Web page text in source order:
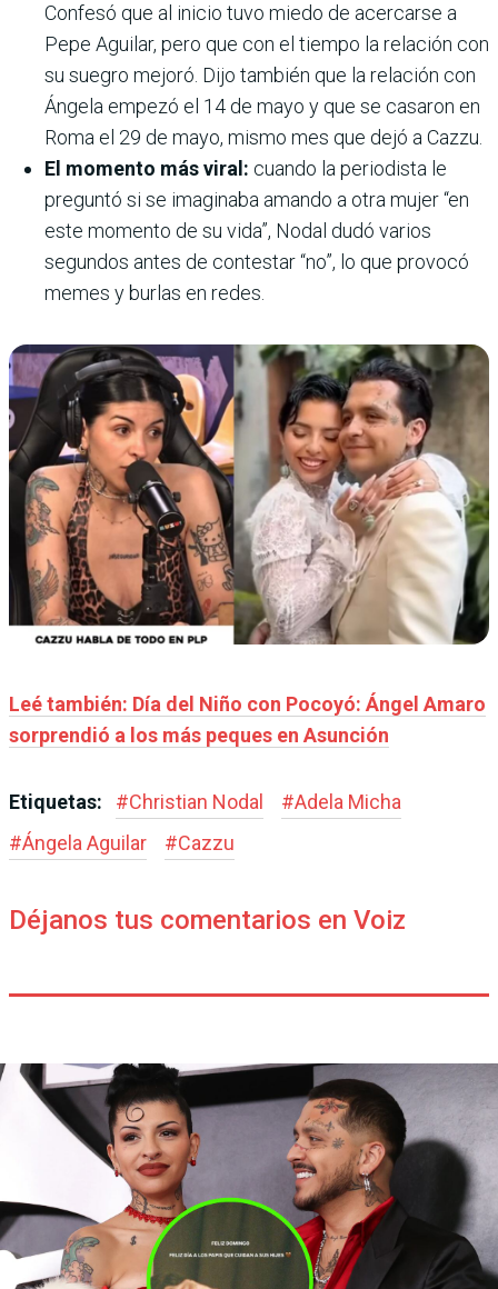
Confesó que al inicio tuvo miedo de acercarse a
Pepe Aguilar, pero que con el tiempo la relación con
su suegro mejoró. Dijo también que la relación con
Ángela empezó el 14 de mayo y que se casaron en
Roma el 29 de mayo, mismo mes que dejó a Cazzu.
El momento más viral: cuando la periodista le
preguntó si se imaginaba amando a otra mujer “en
este momento de su vida”, Nodal dudó varios
segundos antes de contestar “no”, lo que provocó
memes y burlas en redes.
Leé también: Día del Niño con Pocoyó: Ángel Amaro
sorprendió a los más peques en Asunción
Etiquetas: #Christian Nodal #Adela Micha
#Ángela Aguilar #Cazzu
Déjanos tus comentarios en Voiz